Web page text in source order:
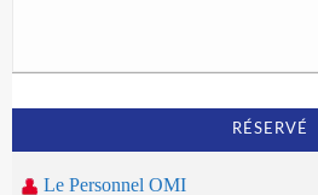
RÉSERVÉ
Le Personnel OMI